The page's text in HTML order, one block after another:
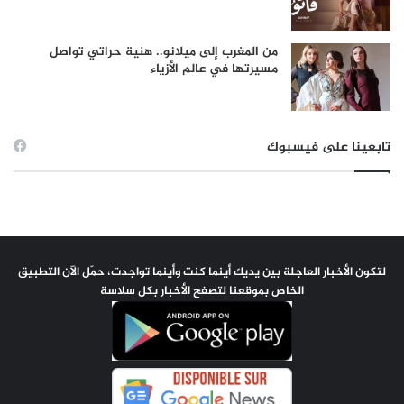
من المغرب إلى ميلانو.. هنية حراتي تواصل
مسيرتها في عالم الأزياء
تابعينا على فيسبوك
لتكون الأخبار العاجلة بين يديك أينما كنت وأينما تواجدت، حمّل الآن التطبيق
الخاص بموقعنا لتصفح الأخبار بكل سلاسة